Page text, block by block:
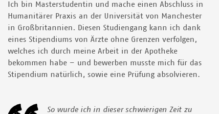
Ich bin Masterstudentin und mache einen Abschluss in
Humanitärer Praxis an der Universität von Manchester
in Großbritannien. Diesen Studiengang kann ich dank
eines Stipendiums von Ärzte ohne Grenzen verfolgen,
welches ich durch meine Arbeit in der Apotheke
bekommen habe – und bewerben musste mich für das
Stipendium natürlich, sowie eine Prüfung absolvieren.
So wurde ich in dieser schwierigen Zeit zu